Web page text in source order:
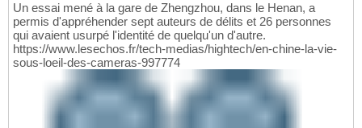
Un essai mené à la gare de Zhengzhou, dans le Henan, a
permis d'appréhender sept auteurs de délits et 26 personnes
qui avaient usurpé l'identité de quelqu'un d'autre.
https://www.lesechos.fr/tech-medias/hightech/en-chine-la-vie-
sous-loeil-des-cameras-997774